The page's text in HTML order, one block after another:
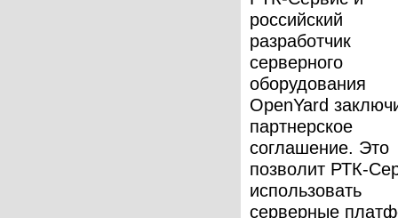
российский
разработчик
серверного
оборудования
OpenYard
партнерское
соглашение. Это
позволит РТК-
использовать
серверные